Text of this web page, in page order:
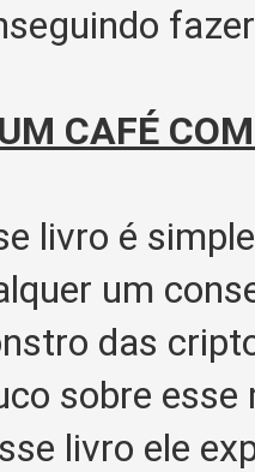
CAFÉ
livro é
um
das
sobre esse
livro ele